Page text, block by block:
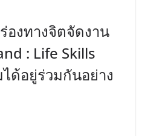
องทางจิตจัดงาน
: Life Skills
ด้อยู่ร่วมกันอย่าง